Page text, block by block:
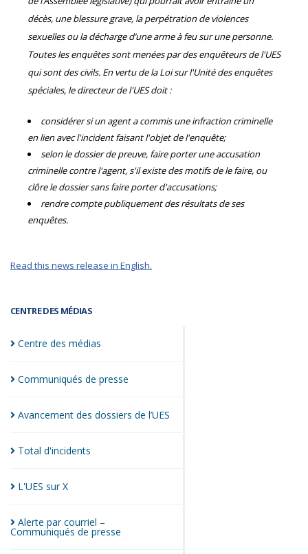
CENTRE DES MÉDIAS
Centre des médias
Communiqués de presse
Avancement des dossiers de l’UES
Total d'incidents
L'UES surX
Alerte par courriel –
Communiqués de presse
décès, une blessure grave, la perpétration de violences
sexuelles ou la décharge d’une arme à feu sur une personne.
Toutes les enquêtes sont menées par des enquêteurs de l'UES
qui sont des civils. En vertu de la Loi sur l'Unité des enquêtes
spéciales, le directeur de l'UES doit :
considérer si un agent a commis une infraction criminelle
en lien avec l'incident faisant l'objet de l'enquête;
selon le dossier de preuve, faire porter une accusation
criminelle contre l'agent, s'il existe des motifs de le faire, ou
clôre le dossier sans faire porter d'accusations;
rendre compte publiquement des résultats de ses
enquêtes.
Read this news release in English.